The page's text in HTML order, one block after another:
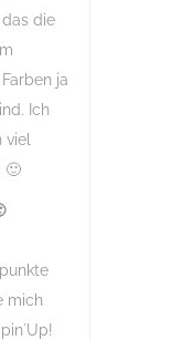
die
ja
Ich
🙂
mich